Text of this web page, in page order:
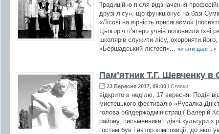
Традиційно після відзначення
друзі лісу», що функціонує на базі
«Лісові на вірність присягаємо»
Цьогоріч п’ятеро учнів поповнили їхні
школярів служити лісу, охороняти
«Бершадський лісгосп»...
читати далі ...»
Пам’ятник Т.Г. Шевченку в
23 Вересня 2017, 09:00 / Ставки
відкрито в неділю, 17 вересня. Подія
мистецького фестивалю «Русалка
голова облдержадміністрації Валерій
району, письменники і діячі культури з
гостем був і автор композиції, до якої